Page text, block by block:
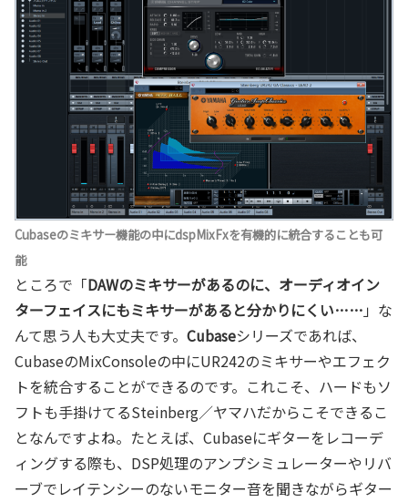
Cubaseのミキサー機能の中にdspMixFxを有機的に統合することも可
能
ところで「DAWのミキサーがあるのに、オーディオイン
ターフェイスにもミキサーがあると分かりにくい…… 」な
んて思う人も大丈夫です。 Cubaseシリーズであれば、
CubaseのMixConsoleの中にUR242のミキサーやエフェク
トを統合することができるのです。これこそ、ハードもソ
フトも手掛けてるSteinberg／ヤマハだからこそできるこ
となんですよね。たとえば、Cubaseにギターをレコーデ
ィングする際も、DSP処理のアンプシミュレーターやリバ
ーブでレイテンシーのないモニター音を聞きながらギター